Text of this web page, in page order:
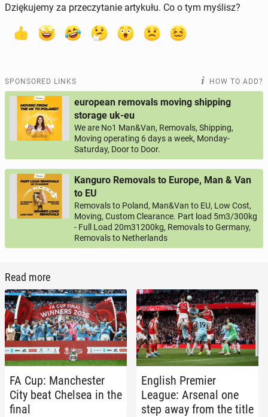
Dziękujemy za przeczytanie artykułu. Co o tym myślisz?
SPONSORED LINKS HOW TO ADD?
european removals moving shipping
storage uk-eu
We are No1 Man&Van, Removals, Shipping,
Moving operating 6 days a week, Monday-
Saturday, Door to Door.
Kanguro Removals to Europe, Man & Van
to EU
Removals to Poland, Man&Van to EU, Low Cost,
Moving, Custom Clearance. Part load 5m3/300kg
- Full Load 20m31200kg, Removals to Germany,
Removals to Netherlands
Read more
FA Cup: Man­ches­ter
City beat Chelsea in the
final
English Premier
League: Arsenal one
step away from the title